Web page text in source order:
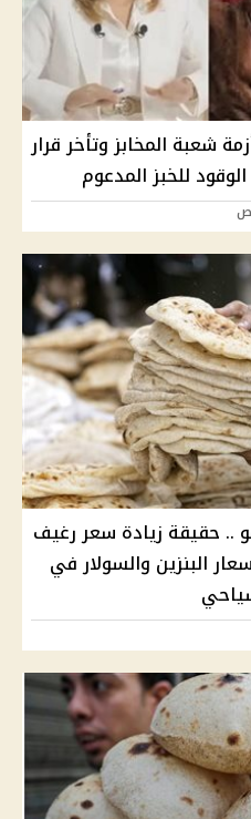
شعبة المخابز وتأخر قرار
للخبز المدعوم
كما هو .. حقيقة زيادة سعر رغيف
البنزين والسولار في